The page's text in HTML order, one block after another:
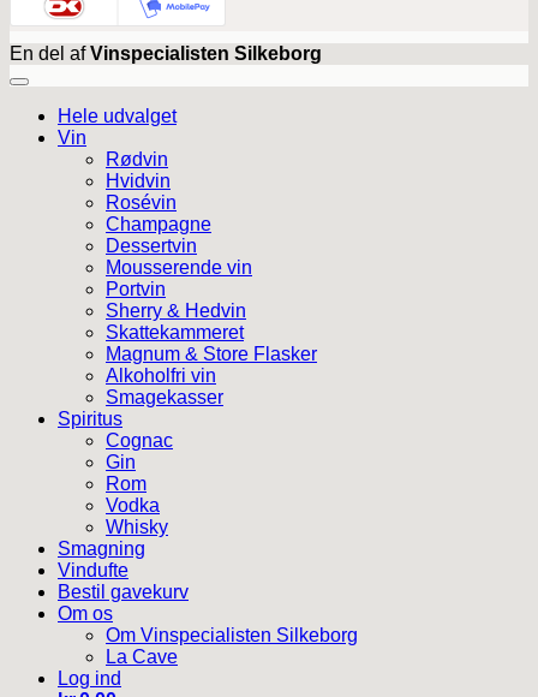
En del afVinspecialisten Silkeborg
Hele udvalget
Vin
Rødvin
Hvidvin
Rosévin
Champagne
Dessertvin
Mousserende vin
Portvin
Sherry & Hedvin
Skattekammeret
Magnum & Store Flasker
Alkoholfri vin
Smagekasser
Spiritus
Cognac
Gin
Rom
Vodka
Whisky
Smagning
Vindufte
Bestil gavekurv
Om os
Om Vinspecialisten Silkeborg
La Cave
Log ind